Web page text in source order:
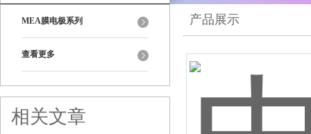
MEA膜电极系列
查看更多
相关文章
产品展示